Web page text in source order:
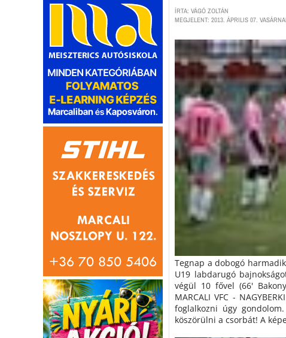
ÍRTA: VÁGÓ ZOLTÁN
MEGJELENT: 2013. ÁPRILIS 07.
Tegnap a dobogó
U19 labdarugó
végül 10 fővel (66'
MARCALI VFC -
foglalkozni úgy
köszörülni a csorbát! A